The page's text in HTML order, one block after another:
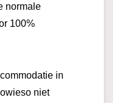
normale
100%
in
niet